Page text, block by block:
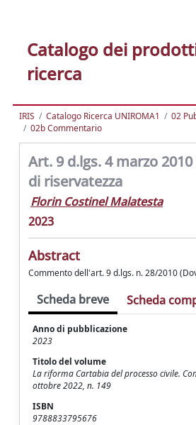
Catalogo dei
ricerca
IRIS Catalogo Ricerca UNIROMA1
02
02b Commentario
Art. 9 d.lgs. 4 marzo
di riservatezza
Florin Costinel Malatesta
2023
Abstract
Commento dell'art. 9 d.lgs. n. 28/2010
Scheda breve Scheda
Anno di pubblicazione
2023
Titolo del volume
La riforma Cartabia del processo civile.
ottobre 2022, n. 149
ISBN
9788833795676